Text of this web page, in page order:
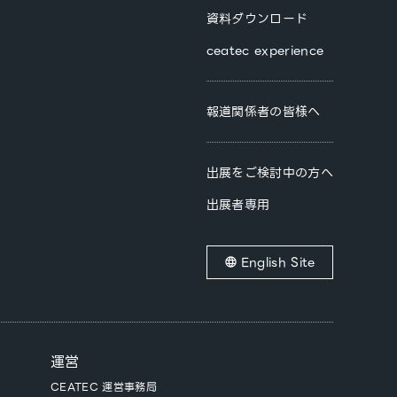
資料ダウンロード
ceatec experience
報道関係者の皆様へ
出展をご検討中の方へ
出展者専用
English Site
運営
CEATEC 運営事務局